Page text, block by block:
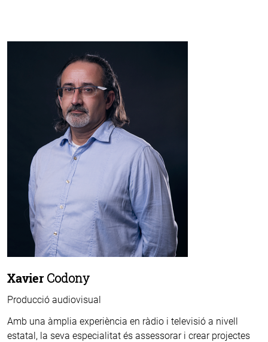
XavierCodony
Producció audiovisual
Amb una àmplia experiència en ràdio i televisió a nivell
estatal, la seva especialitat és assessorar i crear projectes